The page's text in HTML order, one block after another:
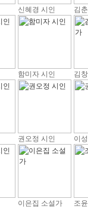
신혜경 시인 김
함미자 시인 김
권오정 시인 이
이은집 소설가 조